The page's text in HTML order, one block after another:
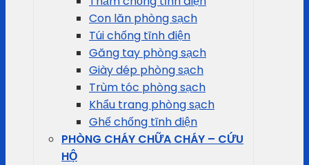
Con lăn phòng sạch
Túi chống tĩnh điện
Găng tay phòng sạch
Giày dép phòng sạch
Trùm tóc phòng sạch
Khẩu trang phòng sạch
Ghế chống tĩnh điện
PHÒNG CHÁY CHỮA CHÁY – CỨU
HỘ